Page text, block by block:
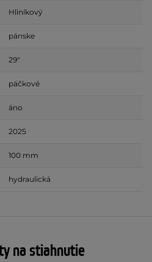
Hliníkový
pánske
29"
páčkové
áno
2025
100 mm
hydraulická
na stiahnutie